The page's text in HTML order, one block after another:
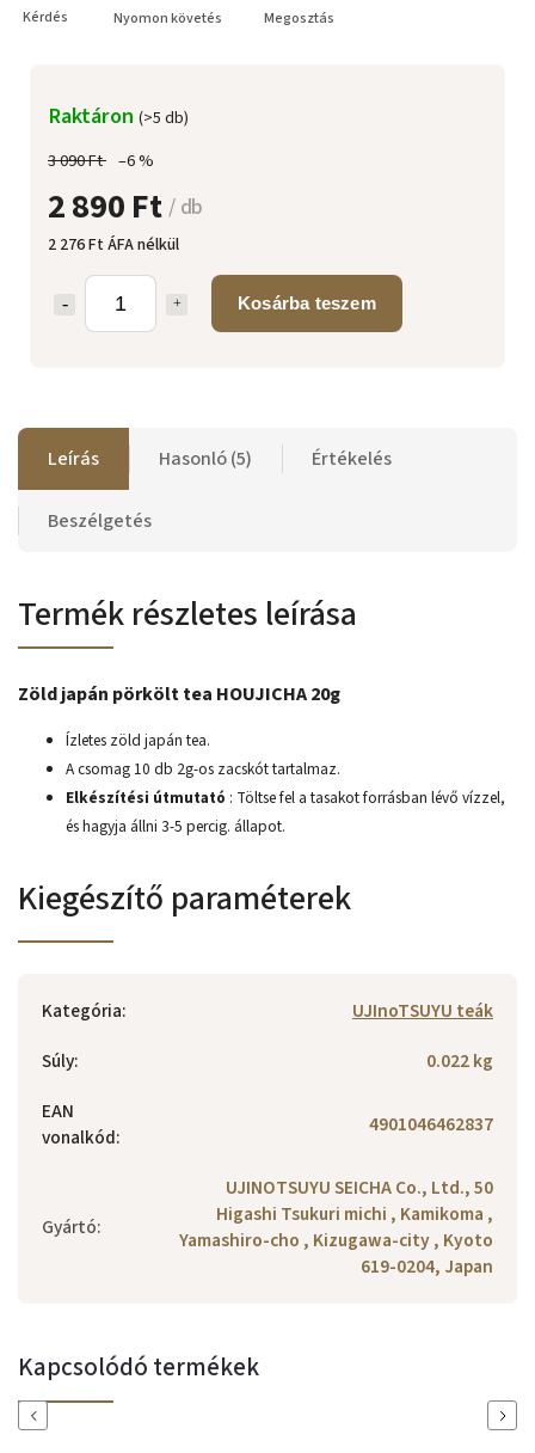
3 090 Ft –6 %
2 890 Ft/ db
2 276 Ft ÁFA nélkül
Kosárba teszem
Raktáron (>5 db)
Kérdés Nyomon követés Megosztás
Leírás Hasonló (5) Értékelés
Beszélgetés
Termék részletes leírása
Zöld japán pörkölt tea HOUJICHA 20g
Ízletes zöld japán tea.
A csomag 10 db 2g-os zacskót tartalmaz.
Elkészítési útmutató : Töltse fel a tasakot forrásban lévő vízzel,
és hagyja állni 3-5 percig. állapot.
Kiegészítő paraméterek
Kategória:
UJInoTSUYU teák
Súly:
0.022 kg
EAN
vonalkód: 4901046462837
Gyártó:
UJINOTSUYU SEICHA Co., Ltd., 50
Higashi Tsukuri michi , Kamikoma ,
Yamashiro-cho , Kizugawa-city , Kyoto
619-0204, Japan
Kapcsolódó termékek
Previous Next